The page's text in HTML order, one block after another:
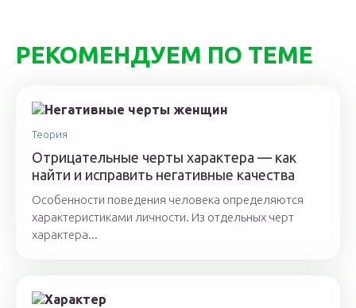
РЕКОМЕНДУЕМ ПО ТЕМЕ
Теория
Отрицательные черты характера — как
найти и исправить негативные качества
Особенности поведения человека определяются
характеристиками личности. Из отдельных черт
характера...